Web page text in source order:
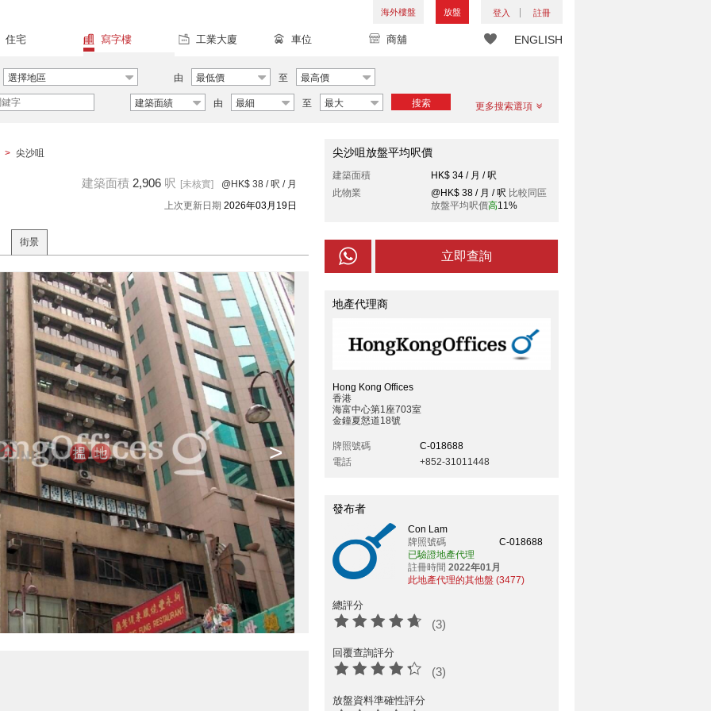
海外樓盤 放盤 登入 註冊
ENGLISH
住宅 寫字樓 工業大廈 車位 商舖
選擇地區 由 最低價 至 最高價
建築面績 由 最細 至 最大 搜索 更多搜索選項
> 尖沙咀
建築面積 2,906 呎 [未核實] @HK$ 38 / 呎 / 月
上次更新日期 2026年03月19日
街景
>
尖沙咀放盤平均呎價
建築面積
HK$ 34 / 月 / 呎
此物業
@HK$ 38 / 月 / 呎 比較同區
放盤平均呎價高11%
立即查詢
地產代理商
Hong Kong Offices
香港
海富中心第1座703室
金鐘夏慤道18號
牌照號碼
C-018688
電話
+852-31011448
發布者
Con Lam
牌照號碼
C-018688
已驗證地產代理
註冊時間 2022年01月
此地產代理的其他盤 (3477)
總評分
(3)
回覆查詢評分
(3)
放盤資料準確性評分